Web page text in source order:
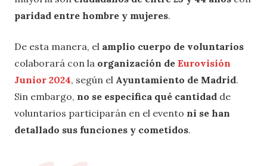
paridad entre hombre y mujeres.
De esta manera, el amplio cuerpo de voluntarios
colaborará con la organización de Eurovisión
Junior 2024, según el Ayuntamiento de Madrid.
Sin embargo, no se especifica qué cantidad de
voluntarios participarán en el evento ni se han
detallado sus funciones y cometidos.